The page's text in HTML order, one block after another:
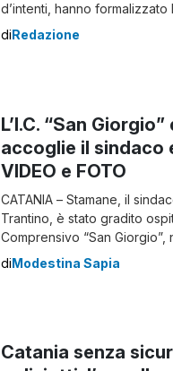
d’intenti, hanno
componenti del Comitato per
diRedazione
L’I.C. “San
accoglie il sindaco
VIDEO e FOTO
CATANIA – Stamane, il
Trantino, è stato gradito
Comprensivo “San
Accompagnato da Andrea
Pubblica istruzione, Edilizia
Concetta Manola e […]
diModestina Sapia
Catania senza